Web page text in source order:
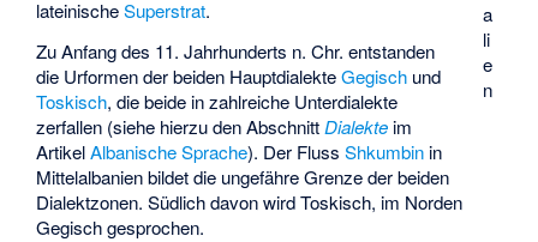
a
li
e
n
lateinischeSuperstrat.
Zu Anfang des 11. Jahrhunderts n. Chr. entstanden
die Urformen der beiden HauptdialekteGegisch und
Toskisch, die beide in zahlreiche Unterdialekte
zerfallen (siehe hierzu den AbschnittDialekte im
ArtikelAlbanische Sprache). Der FlussShkumbin in
Mittelalbanien bildet die ungefähre Grenze der beiden
Dialektzonen. Südlich davon wird Toskisch, im Norden
Gegisch gesprochen.